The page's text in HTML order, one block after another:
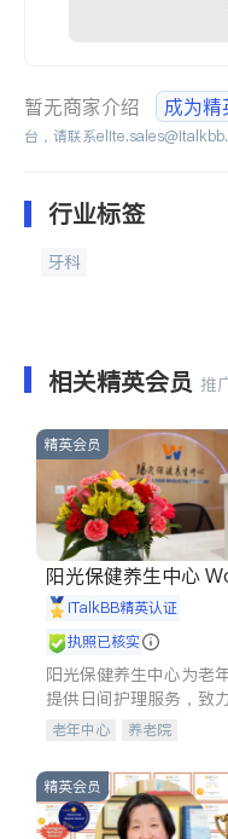
暂无商家介绍 成为精
台，请联系
行业标签
牙科
相关精英会员 推
精英会员
阳光保健养生中心
shine
iTalkBB精英认证
执照已核实
阳光保健养生中心为老
提供日间护理服务，致
通过持续的护理创新来有
老年中心 养老院
精英会员